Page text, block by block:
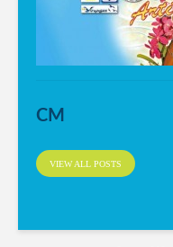
CM
VIEW ALL POSTS